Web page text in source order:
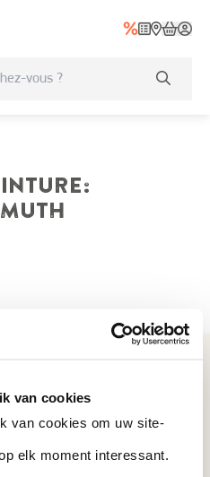
van cookies
van cookies om uw site-
elk moment interessant.
: